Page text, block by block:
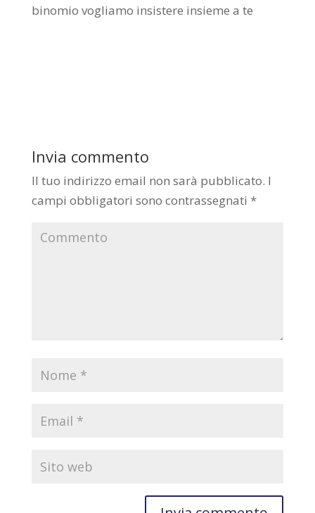
binomio vogliamo insistere insieme a te
Invia commento
Il tuo indirizzo email non sarà pubblicato. I
campi obbligatori sono contrassegnati *